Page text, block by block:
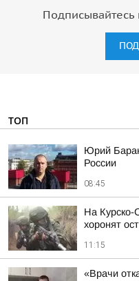
ТОП
Юрий
России
08:45
На
хоронят
11:15
«Врачи